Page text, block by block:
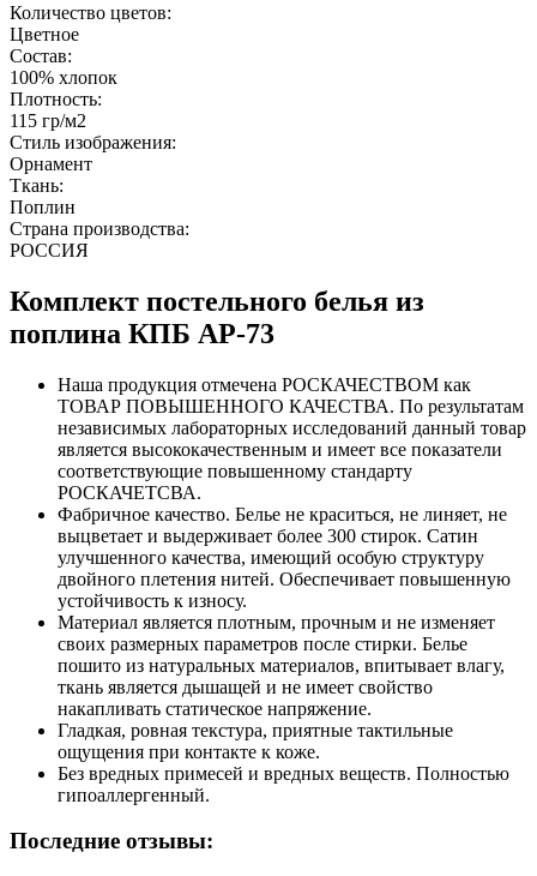
Количество цветов:
Цветное
Состав:
100% хлопок
Плотность:
115 гр/м2
Стиль изображения:
Орнамент
Ткань:
Поплин
Страна производства:
РОССИЯ
Комплект постельного белья из
поплина КПБ AP-73
Наша продукция отмечена РОСКАЧЕСТВОМ как
ТОВАР ПОВЫШЕННОГО КАЧЕСТВА. По результатам
независимых лабораторных исследований данный товар
является высококачественным и имеет все показатели
соответствующие повышенному стандарту
РОСКАЧЕТСВА.
Фабричное качество. Белье не краситься, не линяет, не
выцветает и выдерживает более 300 стирок. Сатин
улучшенного качества, имеющий особую структуру
двойного плетения нитей. Обеспечивает повышенную
устойчивость к износу.
Материал является плотным, прочным и не изменяет
своих размерных параметров после стирки. Белье
пошито из натуральных материалов, впитывает влагу,
ткань является дышащей и не имеет свойство
накапливать статическое напряжение.
Гладкая, ровная текстура, приятные тактильные
ощущения при контакте к коже.
Без вредных примесей и вредных веществ. Полностью
гипоаллергенный.
Последние отзывы: